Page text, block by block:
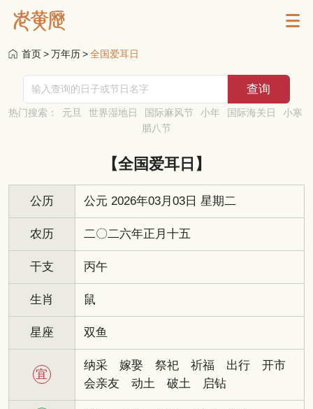
首页>万年历>全国爱耳日
热门搜索： 元旦 世界湿地日 国际麻风节 小年 国际海关日
小寒
腊八节
【全国爱耳日】
公历 公元 2026年03月03日 星期二
农历 二〇二六年正月十五
干支 丙午
生肖 鼠
星座 双鱼
宜
纳采 嫁娶 祭祀 祈福 出行
开市
会亲友
动土 破土 启钻